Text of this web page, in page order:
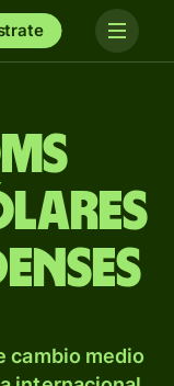
cambio medio